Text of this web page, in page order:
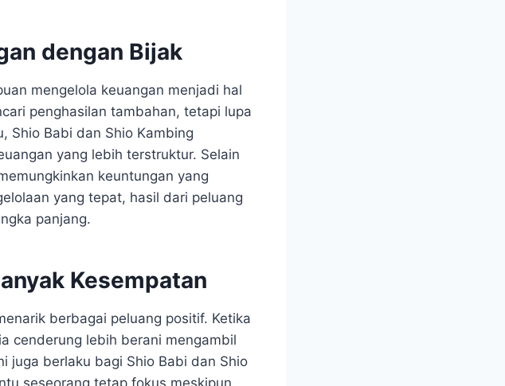
dengan Bijak
mengelola keuangan menjadi hal
penghasilan tambahan, tetapi lupa
Shio Babi dan Shio Kambing
yang lebih terstruktur. Selain
keuntungan yang
yang tepat, hasil dari peluang
panjang.
Kesempatan
berbagai peluang positif. Ketika
cenderung lebih berani mengambil
juga berlaku bagi Shio Babi dan Shio